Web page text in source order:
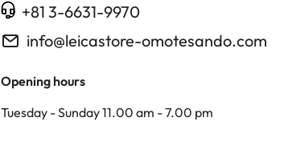
+81 3-6631-9970
info@leicastore-omotesando.com
Opening hours
Tuesday - Sunday 11.00 am - 7.00 pm